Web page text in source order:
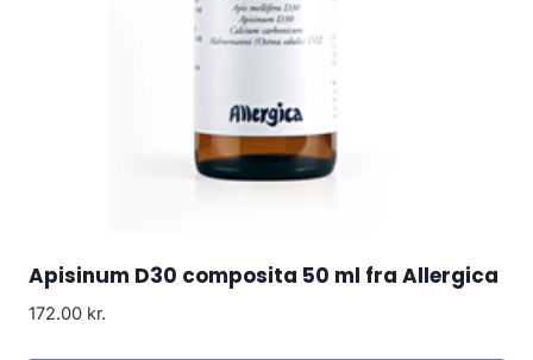
Apisinum D30 composita 50 ml fra Allergica
172.00 kr.